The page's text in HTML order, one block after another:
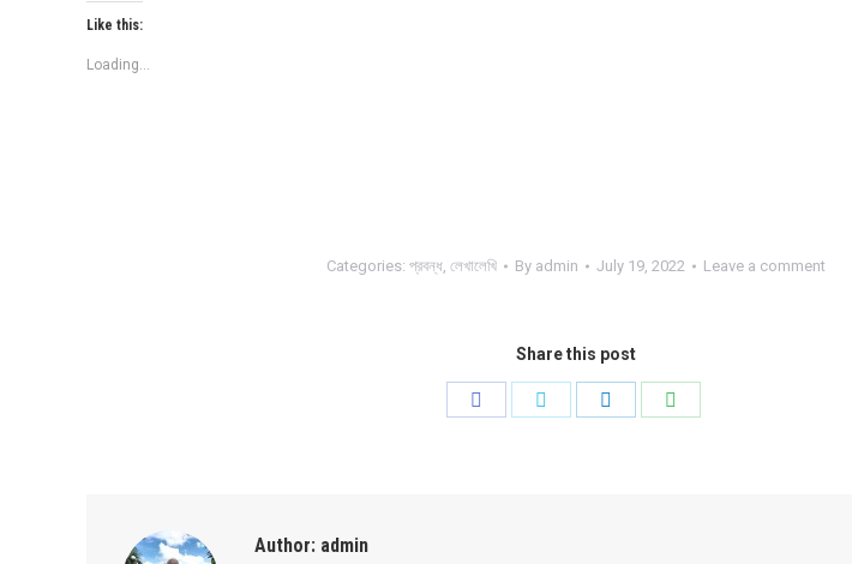
Like this:
Loading...
Categories: প্রবন্ধ, লেখালেখি By admin July 19, 2022 Leave a comment
Share this post
Author: admin